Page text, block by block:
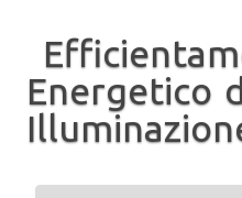
Energetico
Vai al contenuto